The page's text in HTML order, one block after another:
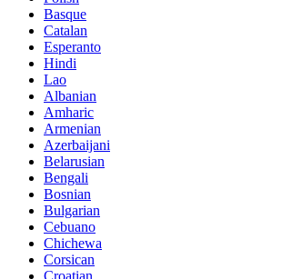
Basque
Catalan
Esperanto
Hindi
Lao
Albanian
Amharic
Armenian
Azerbaijani
Belarusian
Bengali
Bosnian
Bulgarian
Cebuano
Chichewa
Corsican
Croatian